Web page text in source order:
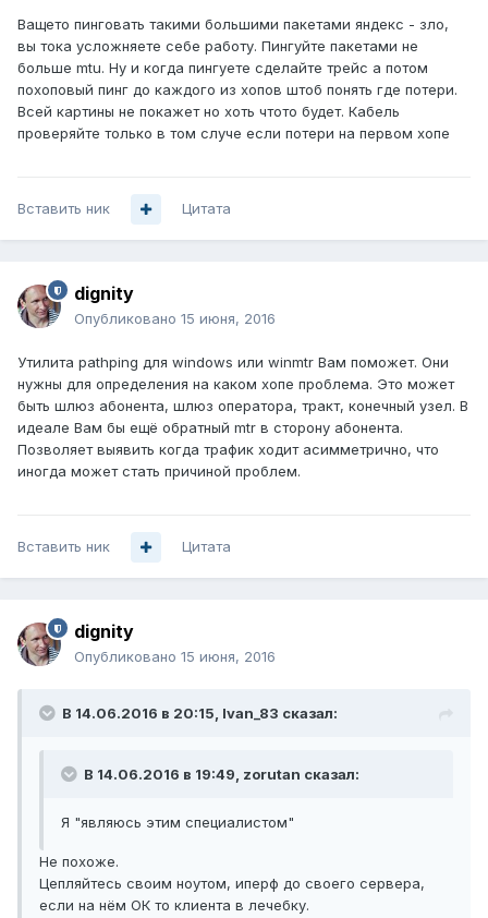
Ващето пинговать такими большими пакетами яндекс - зло,
вы тока усложняете себе работу. Пингуйте пакетами не
больше mtu. Ну и когда пингуете сделайте трейс а потом
похоповый пинг до каждого из хопов штоб понять где потери.
Всей картины не покажет но хоть чтото будет. Кабель
проверяйте только в том случе если потери на первом хопе
Вставить ник Цитата
dignity
Опубликовано 15 июня, 2016
Утилита pathping для windows или winmtr Вам поможет. Они
нужны для определения на каком хопе проблема. Это может
быть шлюз абонента, шлюз оператора, тракт, конечный узел. В
идеале Вам бы ещё обратный mtr в сторону абонента.
Позволяет выявить когда трафик ходит асимметрично, что
иногда может стать причиной проблем.
Вставить ник Цитата
dignity
Опубликовано 15 июня, 2016
В 14.06.2016 в 20:15, Ivan_83 сказал:
В 14.06.2016 в 19:49, zorutan сказал:
Я "являюсь этим специалистом"
Не похоже.
Цепляйтесь своим ноутом, иперф до своего сервера,
если на нём ОК то клиента в лечебку.